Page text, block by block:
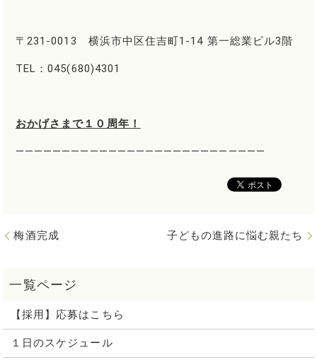
〒231-0013 横浜市中区住吉町1-14 第一総業ビル3階
TEL：045(680)4301
おかげさまで１０周年！
―――――――――――――――――――――――――――
梅酒完成 子どもの進路に悩む親たち
【採用】応募はこちら
１日のスケジュール